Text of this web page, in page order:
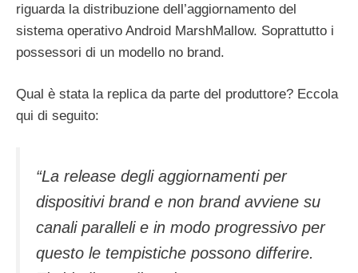
riguarda la distribuzione dell’aggiornamento del
sistema operativo Android MarshMallow. Soprattutto i
possessori di un modello no brand.
Qual è stata la replica da parte del produttore? Eccola
qui di seguito:
“La release degli aggiornamenti per
dispositivi brand e non brand avviene su
canali paralleli e in modo progressivo per
questo le tempistiche possono differire.